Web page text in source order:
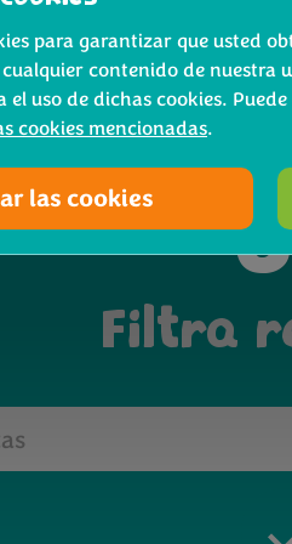
zich uitstekend leent voor
en geef jouw
je onze leukste
romige saffraansaus,
met gepofte quinoa en
Filtra
para garantizar que usted
contenido de
el uso de dichas cookies.
cookies mencionadas.
las cookies